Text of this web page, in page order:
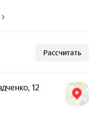
Рассчитать
, 12